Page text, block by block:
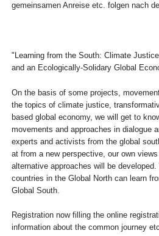
gemeinsamen Anreise etc. folgen nach
"Learning from the South: Climate
and an Ecologically-Solidary Global
On the basis of some projects,
the topics of climate justice,
based global economy, we will get to
movements and approaches in dialogue
experts and activists from the global
at from a new perspective, our own
alternative approaches will be
countries in the Global North can learn
Global South.
Registration now filling the online
information about the common journey